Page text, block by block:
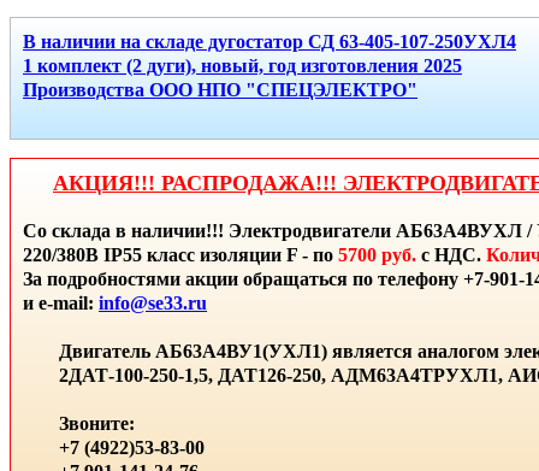
В наличии на складе дугостатор СД 63-405-107-250УХЛ4
1 комплект (2 дуги), новый, год изготовления 2025
Производства ООО НПО "СПЕЦЭЛЕКТРО"
АКЦИЯ!!! РАСПРОДАЖА!!!
Со склада в наличии!!! Электродвигатели АБ63А4ВУХЛ /
220/380В IP55 класс изоляции F - по 5700 руб. с НДС.
За подробностями акции обращаться по телефону +7-901-
и e-mail: info@se33.ru
Двигатель АБ63А4ВУ1(УХЛ1) является аналогом
2ДАТ-100-250-1,5, ДАТ126-250, АДМ63А4ТРУХЛ1,
Звоните:
+7 (4922)53-83-00